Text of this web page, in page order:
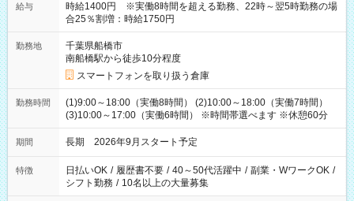
給与
時給1400円 ※実働8時間を超える勤務、22時～翌5時勤務の場
合25％割増：時給1750円
勤務地
千葉県船橋市
南船橋駅から徒歩10分程度
スマートフォンを取り扱う倉庫
勤務時間
(1)9:00～18:00（実働8時間） (2)10:00～18:00（実働7時間）
(3)10:00～17:00（実働6時間） ※時間帯選べます ※休憩60分
期間 長期 2026年9月スタート予定
特徴 日払いOK / 履歴書不要 / 40～50代活躍中 / 副業・WワークOK /
シフト勤務 / 10名以上の大量募集